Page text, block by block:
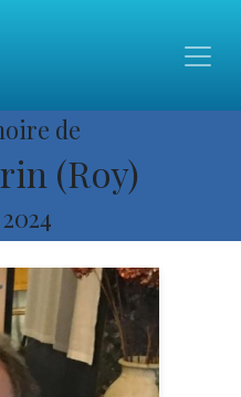
de
(Roy)
2024